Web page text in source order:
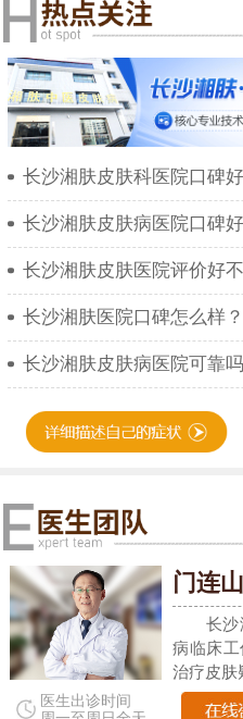
长沙湘肤皮肤科医院口碑
长沙湘肤皮肤病医院口碑
长沙湘肤皮肤医院评价好
长沙湘肤医院口碑怎么样
长沙湘肤皮肤病医院可靠
医生出诊时间
门连山
长
病临床
治疗皮肤